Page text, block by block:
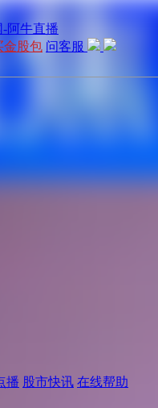
金股包 问客服
播 股市快讯 在线帮助